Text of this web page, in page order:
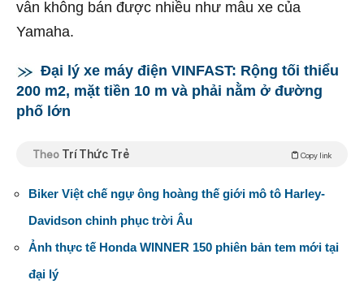
vẫn không bán được nhiều như mẫu xe của
Yamaha.
Đại lý xe máy điện VINFAST: Rộng tối thiểu
200 m2, mặt tiền 10 m và phải nằm ở đường
phố lớn
Theo Trí Thức Trẻ Copy link
Biker Việt chế ngự ông hoàng thế giới mô tô Harley-
Davidson chinh phục trời Âu
Ảnh thực tế Honda WINNER 150 phiên bản tem mới tại
đại lý